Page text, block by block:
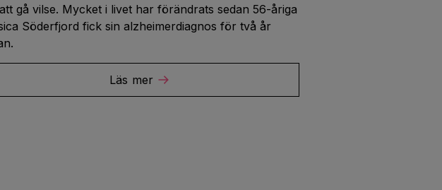
gå vilse. Mycket i livet har förändrats sedan 56-åriga
Söderfjord fick sin alzheimerdiagnos för två år
Läs mer